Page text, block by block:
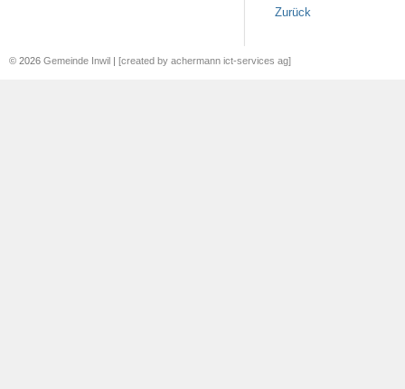
Zurück
© 2026 Gemeinde Inwil | [created by achermann ict-services ag]